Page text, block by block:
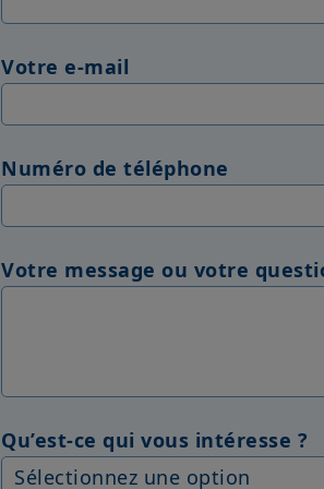
Votre e-mail
Numéro de téléphone
Votre message ou votre
Qu’est-ce qui vous intéresse ?